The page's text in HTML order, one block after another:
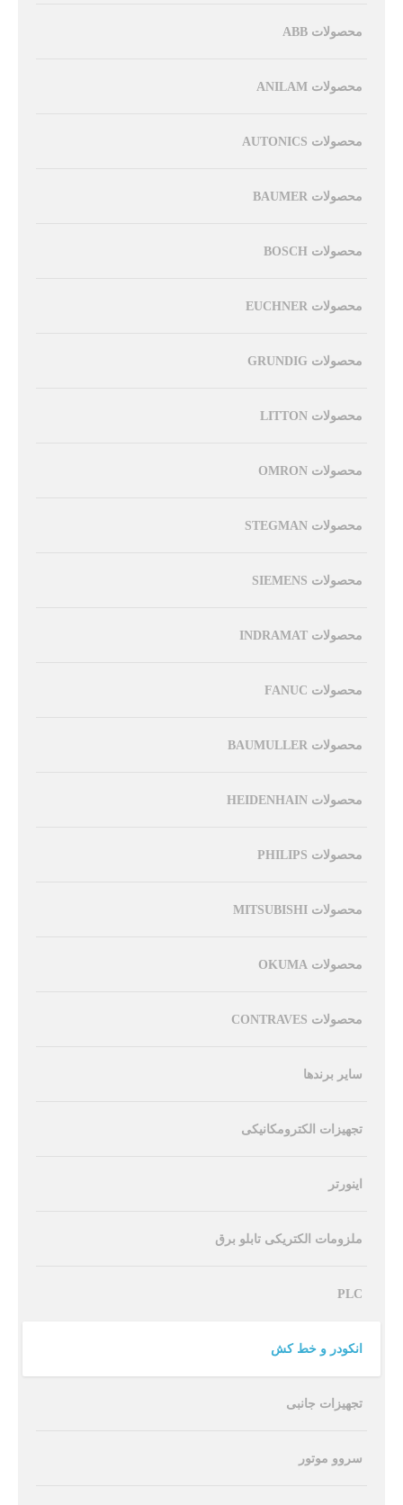
محصولات ABB
محصولات ANILAM
محصولات AUTONICS
محصولات BAUMER
محصولات BOSCH
محصولات EUCHNER
محصولات GRUNDIG
محصولات LITTON
محصولات OMRON
محصولات STEGMAN
محصولات SIEMENS
محصولات INDRAMAT
محصولات FANUC
محصولات BAUMULLER
محصولات HEIDENHAIN
محصولات PHILIPS
محصولات MITSUBISHI
محصولات OKUMA
محصولات CONTRAVES
سایر برندها
تجهیزات الکترومکانیکی
اینورتر
ملزومات الکتریکی تابلو برق
PLC
انکودر و خط کش
تجهیزات جانبی
سروو موتور